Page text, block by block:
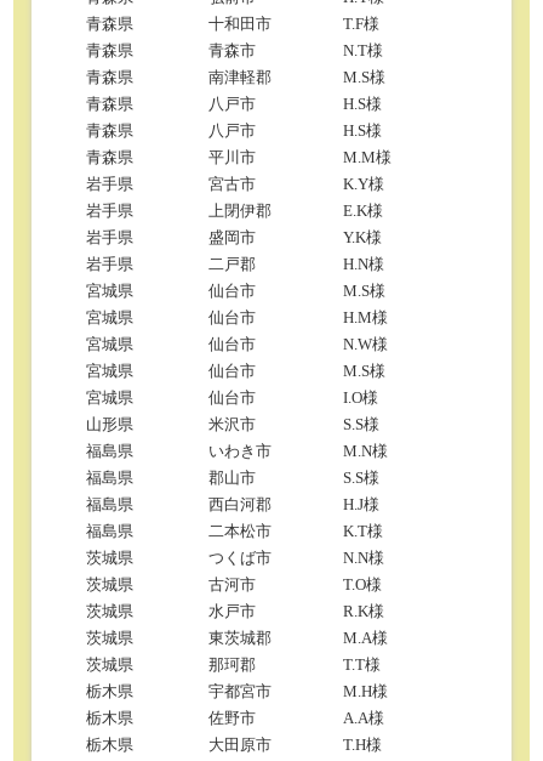
青森県
十和田市
T.F様
青森県
青森市
N.T様
青森県
南津軽郡
M.S様
青森県
八戸市
H.S様
青森県
八戸市
H.S様
青森県
平川市
M.M様
岩手県
宮古市
K.Y様
岩手県
上閉伊郡
E.K様
岩手県
盛岡市
Y.K様
岩手県
二戸郡
H.N様
宮城県
仙台市
M.S様
宮城県
仙台市
H.M様
宮城県
仙台市
N.W様
宮城県
仙台市
M.S様
宮城県
仙台市
I.O様
山形県
米沢市
S.S様
福島県
いわき市
M.N様
福島県
郡山市
S.S様
福島県
西白河郡
H.J様
福島県
二本松市
K.T様
茨城県
つくば市
N.N様
茨城県
古河市
T.O様
茨城県
水戸市
R.K様
茨城県
東茨城郡
M.A様
茨城県
那珂郡
T.T様
栃木県
宇都宮市
M.H様
栃木県
佐野市
A.A様
栃木県
大田原市
T.H様